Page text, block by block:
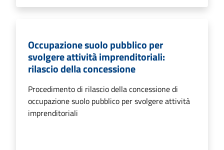
Occupazione suolo pubblico per
svolgere attività imprenditoriali:
rilascio della concessione
Procedimento di rilascio della concessione di
occupazione suolo pubblico per svolgere attività
imprenditoriali